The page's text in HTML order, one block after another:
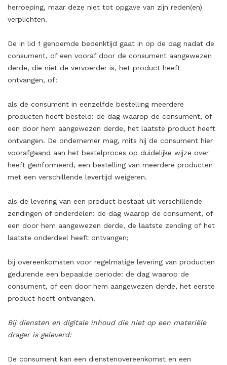
herroeping, maar deze niet tot opgave van zijn reden(en)
verplichten.
De in lid 1 genoemde bedenktijd gaat in op de dag nadat de
consument, of een vooraf door de consument aangewezen
derde, die niet de vervoerder is, het product heeft
ontvangen, of:
als de consument in eenzelfde bestelling meerdere
producten heeft besteld: de dag waarop de consument, of
een door hem aangewezen derde, het laatste product heeft
ontvangen. De ondernemer mag, mits hij de consument hier
voorafgaand aan het bestelproces op duidelijke wijze over
heeft geïnformeerd, een bestelling van meerdere producten
met een verschillende levertijd weigeren.
als de levering van een product bestaat uit verschillende
zendingen of onderdelen: de dag waarop de consument, of
een door hem aangewezen derde, de laatste zending of het
laatste onderdeel heeft ontvangen;
bij overeenkomsten voor regelmatige levering van producten
gedurende een bepaalde periode: de dag waarop de
consument, of een door hem aangewezen derde, het eerste
product heeft ontvangen.
Bij diensten en digitale inhoud die niet op een materiële
drager is geleverd:
De consument kan een dienstenovereenkomst en een